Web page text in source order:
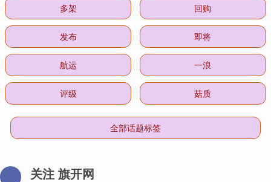
多架 回购
发布 即将
航运 一浪
评级 菇质
全部话题标签
关注 旗开网